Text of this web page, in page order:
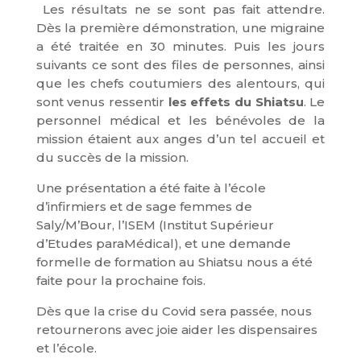
Les résultats ne se sont pas fait attendre.
Dès la première démonstration, une migraine
a été traitée en 30 minutes. Puis les jours
suivants ce sont des files de personnes, ainsi
que les chefs coutumiers des alentours, qui
sont venus ressentir les effets du Shiatsu. Le
personnel médical et les bénévoles de la
mission étaient aux anges d’un tel accueil et
du succès de la mission.
Une présentation a été faite à l’école
d’infirmiers et de sage femmes de
Saly/M’Bour, l’ISEM (Institut Supérieur
d’Etudes paraMédical), et une demande
formelle de formation au Shiatsu nous a été
faite pour la prochaine fois.
Dès que la crise du Covid sera passée, nous
retournerons avec joie aider les dispensaires
et l’école.